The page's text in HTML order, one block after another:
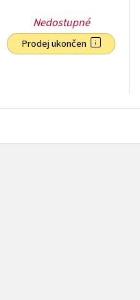
Nedostupné
Prodej ukončen